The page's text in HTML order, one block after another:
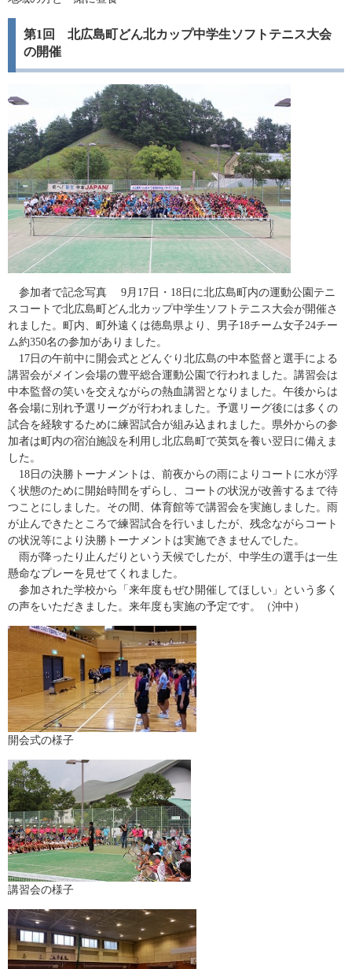
第1回 北広島町どん北カップ中学生ソフトテニス大会
の開催
参加者で記念写真 9月17日・18日に北広島町内の運動公園テニ
スコートで北広島町どん北カップ中学生ソフトテニス大会が開催さ
れました。町内、町外遠くは徳島県より、男子18チーム女子24チー
ム約350名の参加がありました。
17日の午前中に開会式とどんぐり北広島の中本監督と選手による
講習会がメイン会場の豊平総合運動公園で行われました。講習会は
中本監督の笑いを交えながらの熱血講習となりました。午後からは
各会場に別れ予選リーグが行われました。予選リーグ後には多くの
試合を経験するために練習試合が組み込まれました。県外からの参
加者は町内の宿泊施設を利用し北広島町で英気を養い翌日に備えま
した。
18日の決勝トーナメントは、前夜からの雨によりコートに水が浮
く状態のために開始時間をずらし、コートの状況が改善するまで待
つことにしました。その間、体育館等で講習会を実施しました。雨
が止んできたところで練習試合を行いましたが、残念ながらコート
の状況等により決勝トーナメントは実施できませんでした。
雨が降ったり止んだりという天候でしたが、中学生の選手は一生
懸命なプレーを見せてくれました。
参加された学校から「来年度もぜひ開催してほしい」という多く
の声をいただきました。来年度も実施の予定です。（沖中）
開会式の様子
講習会の様子